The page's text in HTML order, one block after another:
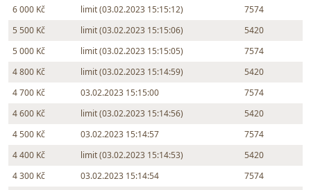
6 000 Kč
limit (03.02.2023 15:15:12)
7574
5 500 Kč
limit (03.02.2023 15:15:06)
5420
5 000 Kč
limit (03.02.2023 15:15:05)
7574
4 800 Kč
limit (03.02.2023 15:14:59)
5420
4 700 Kč
03.02.2023 15:15:00
7574
4 600 Kč
limit (03.02.2023 15:14:56)
5420
4 500 Kč
03.02.2023 15:14:57
7574
4 400 Kč
limit (03.02.2023 15:14:53)
5420
4 300 Kč
03.02.2023 15:14:54
7574